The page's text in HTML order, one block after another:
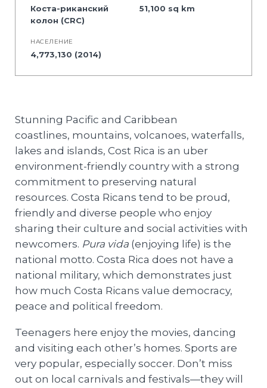
Коста-риканский
колон (CRC)
51,100 sq km
НАСЕЛЕНИЕ
4,773,130 (2014)
Stunning Pacific and Caribbean
coastlines, mountains, volcanoes, waterfalls,
lakes and islands, Cost Rica is an uber
environment-friendly country with a strong
commitment to preserving natural
resources. Costa Ricans tend to be proud,
friendly and diverse people who enjoy
sharing their culture and social activities with
newcomers. Pura vida (enjoying life) is the
national motto. Costa Rica does not have a
national military, which demonstrates just
how much Costa Ricans value democracy,
peace and political freedom.
Teenagers here enjoy the movies, dancing
and visiting each other’s homes. Sports are
very popular, especially soccer. Don’t miss
out on local carnivals and festivals—they will